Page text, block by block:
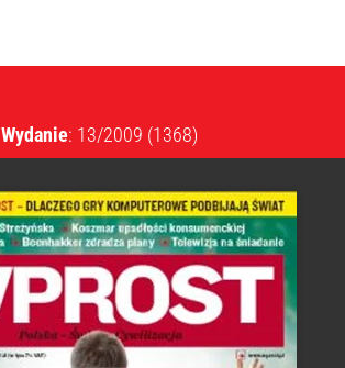
Wydanie: 13/2009 (1368)